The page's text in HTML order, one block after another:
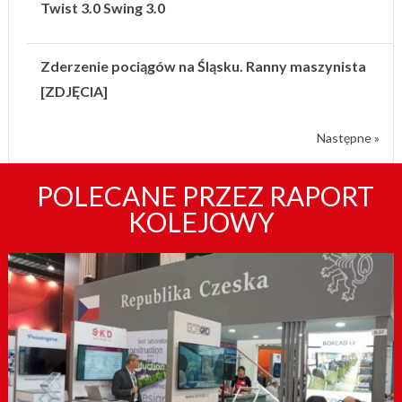
Twist 3.0 Swing 3.0
Zderzenie pociągów na Śląsku. Ranny maszynista
[ZDJĘCIA]
Następne »
POLECANE PRZEZ RAPORT
KOLEJOWY